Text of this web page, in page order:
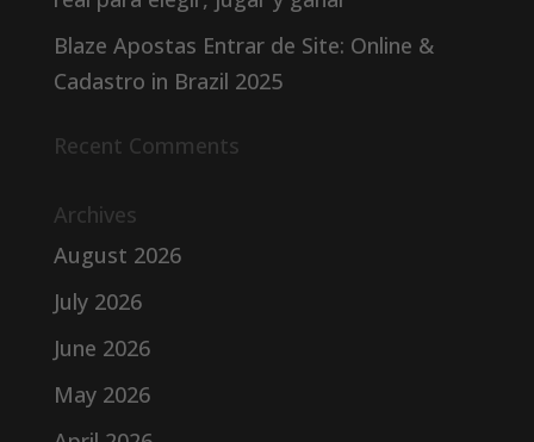
Blaze Apostas Entrar de Site: Online &
Cadastro in Brazil 2025
Recent Comments
Archives
August 2026
July 2026
June 2026
May 2026